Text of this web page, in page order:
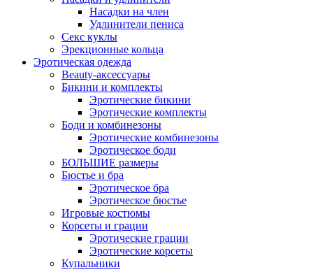
Насадки на член
Удлинители пениса
Секс куклы
Эрекционные кольца
Эротическая одежда
Beauty-аксессуары
Бикини и комплекты
Эротические бикини
Эротические комплекты
Боди и комбинезоны
Эротические комбинезоны
Эротическое боди
БОЛЬШИЕ размеры
Бюстье и бра
Эротическое бра
Эротическое бюстье
Игровые костюмы
Корсеты и грации
Эротические грации
Эротические корсеты
Купальники